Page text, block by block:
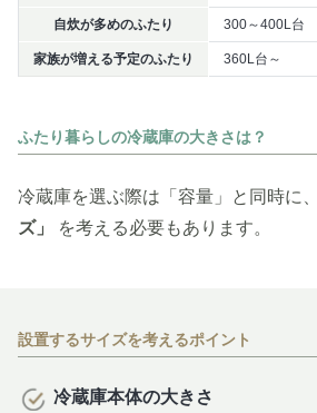
自炊が多めのふたり 300～400L台
家族が増える予定のふたり 360L台～
ふたり暮らしの冷蔵庫の大きさは？
冷蔵庫を選ぶ際は「容量」と同時に、
ズ」
を考える必要もあります。
設置するサイズを考えるポイント
冷蔵庫本体の大きさ